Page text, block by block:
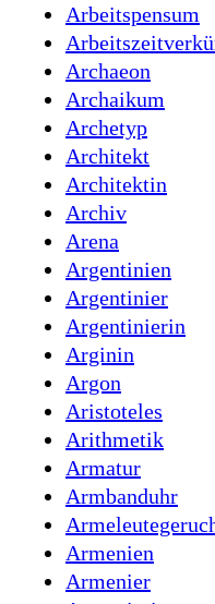
Arbeitspensum
Archaeon
Archaikum
Archetyp
Architekt
Architektin
Archiv
Arena
Argentinien
Argentinier
Argentinierin
Arginin
Argon
Aristoteles
Arithmetik
Armatur
Armbanduhr
Armenien
Armenier